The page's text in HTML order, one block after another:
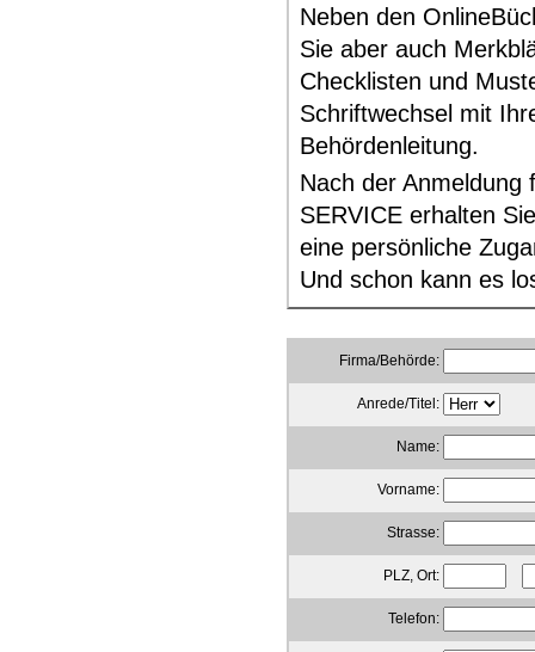
Neben den
Sie aber auch
Checklisten und
Schriftwechsel mit
Behördenleitung.
Nach der Anmeldung
SERVICE erhalten
eine persönliche
Und schon kann es
Firma/Behörde:
Anrede/Titel:
Name:
Vorname:
Strasse:
PLZ, Ort:
Telefon: